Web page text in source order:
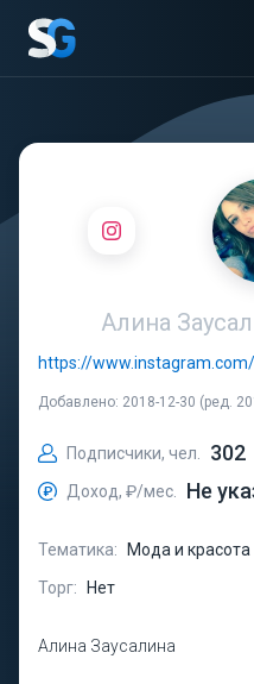
Алина
https://
Добавлено: 2018-12-30 (ред.
Подписчики, чел. 302
Доход, ₽/мес. Не
Тематика:
Мода и красота
Торг:
Нет
Алина Заусалина